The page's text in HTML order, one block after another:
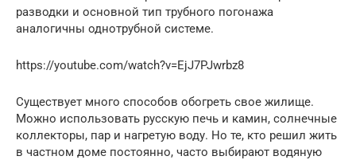
разводки и основной тип трубного погонажа
аналогичны однотрубной системе.
https://youtube.com/watch?v=EjJ7PJwrbz8
Существует много способов обогреть свое жилище.
Можно использовать русскую печь и камин, солнечные
коллекторы, пар и нагретую воду. Но те, кто решил жить
в частном доме постоянно, часто выбирают водяную